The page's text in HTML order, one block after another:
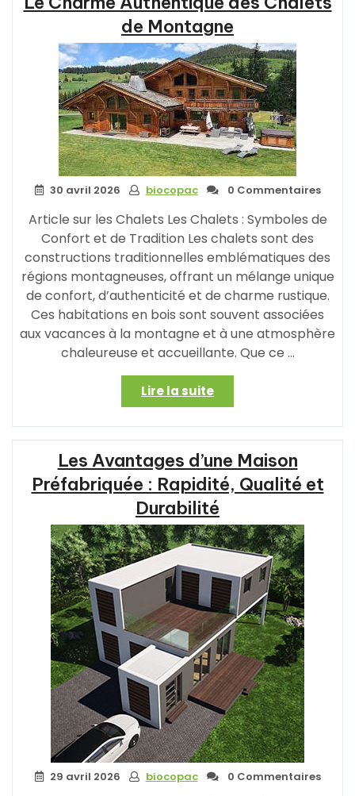
de Montagne
30 avril 2026 biocopac 0 Commentaires
Article sur les Chalets Les Chalets : Symboles de
Confort et de Tradition Les chalets sont des
constructions traditionnelles emblématiques des
régions montagneuses, offrant un mélange unique
de confort, d’authenticité et de charme rustique.
Ces habitations en bois sont souvent associées
aux vacances à la montagne et à une atmosphère
chaleureuse et accueillante. Que ce …
Lire la suite« Le
Charme
Authentique
des
Chalets
de
Montagne »
Les Avantages d’une Maison
Préfabriquée : Rapidité, Qualité et
Durabilité
29 avril 2026 biocopac 0 Commentaires